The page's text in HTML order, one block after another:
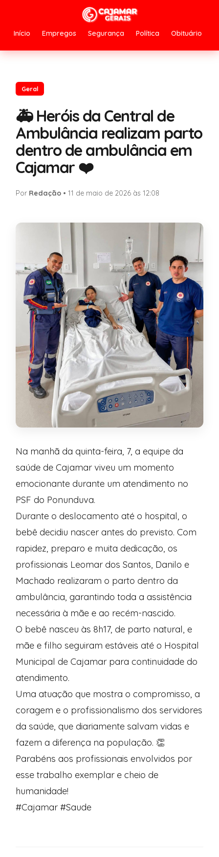
Início Empregos Segurança Política Obituário
Geral
🚑 Heróis da Central de
Ambulância realizam parto
dentro de ambulância em
Cajamar ❤️
Por Redação • 11 de maio de 2026 às 12:08
Na manhã da quinta-feira, 7, a equipe da
saúde de Cajamar viveu um momento
emocionante durante um atendimento no
PSF do Ponunduva.
Durante o deslocamento até o hospital, o
bebê decidiu nascer antes do previsto. Com
rapidez, preparo e muita dedicação, os
profissionais Leomar dos Santos, Danilo e
Machado realizaram o parto dentro da
ambulância, garantindo toda a assistência
necessária à mãe e ao recém-nascido.
O bebê nasceu às 8h17, de parto natural, e
mãe e filho seguiram estáveis até o Hospital
Municipal de Cajamar para continuidade do
atendimento.
Uma atuação que mostra o compromisso, a
coragem e o profissionalismo dos servidores
da saúde, que diariamente salvam vidas e
fazem a diferença na população. 👏
Parabéns aos profissionais envolvidos por
esse trabalho exemplar e cheio de
humanidade!
#Cajamar #Saude